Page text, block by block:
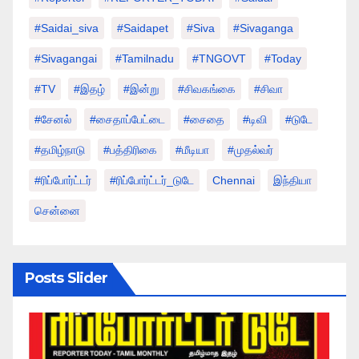
#saidai_siva #saidapet #Siva #Sivaganga
#sivagangai #tamilnadu #TNGOVT #today
#TV #இதழ் #இன்று #சிவகங்கை #சிவா
#சேனல் #சைதாப்பேட்டை #சைதை #டிவி #டுடே
#தமிழ்நாடு #பத்திரிகை #மீடியா #முதல்வர்
#ரிப்போர்ட்டர் #ரிப்போர்ட்டர்_டுடே Chennai இந்தியா
சென்னை
Posts Slider